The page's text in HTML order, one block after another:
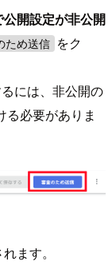
公開設定が非公開
ため送信
をク
には、非公開の
る必要がありま
ます。